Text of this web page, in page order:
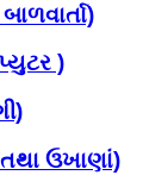
)
ઉખાણાં)